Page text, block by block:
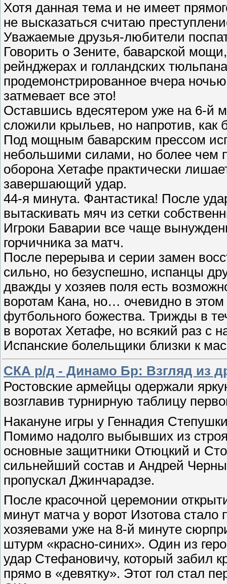
Хотя данная тема и не имеет
не высказаться считаю
Уважаемые друзья-любители
Говорить о Зените, баварской
рейнджерах и голландских
продемонстрированное вчера
затмевает все это!
Оставшись вдесятером уже на 6-й
сложили крыльев, но напротив, как
Под мощным баварским прессом
небольшими силами, но более чем
оборона Хетафе практически
завершающий удар.
44-я минута. Фантастика! После
вытаскивать мяч из сетки
Игроки Баварии все чаще
горчичника за матч.
После перерыва и серии замен
сильно, но безуспешно, испанцы
дважды у хозяев поля есть
воротам Кана, но… очевидно в
футбольного божества. Трижды в
в воротах Хетафе, но всякий раз с
Испанские болельщики близки к
СКА р/д - Динамо Бр: Взгляд из
Ростовские армейцы одержали
возглавив турнирную таблицу
Накануне игры у Геннадия
Помимо надолго выбывших из
основные защитники Отюцкий и
сильнейший состав и Андрей
пропускал Джинчарадзе.
После красочной церемонии
минут матча у ворот Изотова
хозяевами уже на 8-й минуте
штурм «красно-синих». Один из
удар Стефановичу, который забил
прямо в «девятку». Этот гол стал